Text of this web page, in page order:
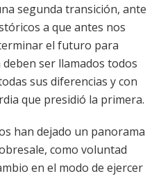
segunda transición, ante
a que antes nos
el futuro para
ser llamados todos
sus diferencias y con
que presidió la primera.
han dejado un panorama
como voluntad
en el modo de ejercer